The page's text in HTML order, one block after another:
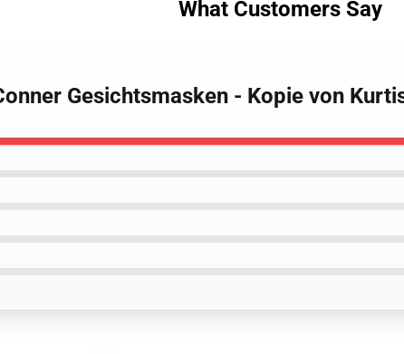
What Customers Say
Gesichtsmasken - Kopie von